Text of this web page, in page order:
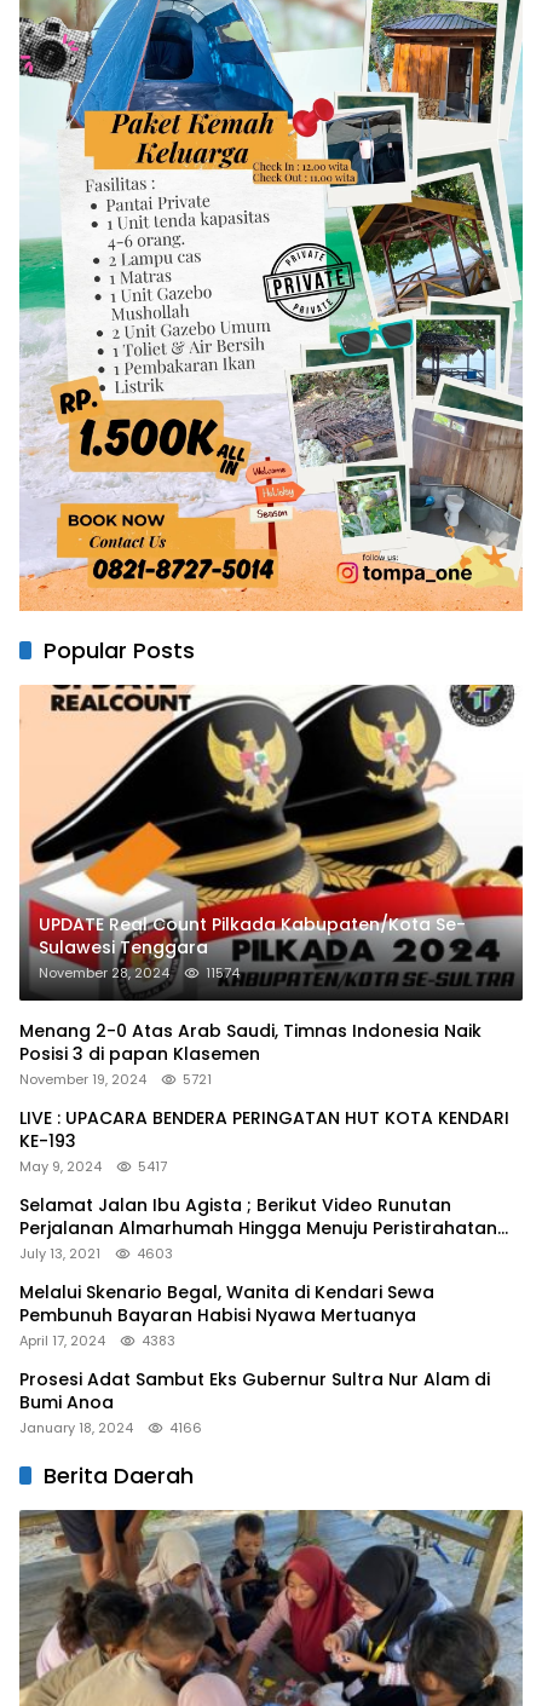
Popular Posts
UPDATE Real Count Pilkada Kabupaten/Kota Se-
Sulawesi Tenggara
November 28, 2024 11574
Menang 2-0 Atas Arab Saudi, Timnas Indonesia Naik
Posisi 3 di papan Klasemen
November 19, 2024 5721
LIVE : UPACARA BENDERA PERINGATAN HUT KOTA KENDARI
KE-193
May 9, 2024 5417
Selamat Jalan Ibu Agista ; Berikut Video Runutan
Perjalanan Almarhumah Hingga Menuju Peristirahatan
Terakhir
July 13, 2021 4603
Melalui Skenario Begal, Wanita di Kendari Sewa
Pembunuh Bayaran Habisi Nyawa Mertuanya
April 17, 2024 4383
Prosesi Adat Sambut Eks Gubernur Sultra Nur Alam di
Bumi Anoa
January 18, 2024 4166
Berita Daerah